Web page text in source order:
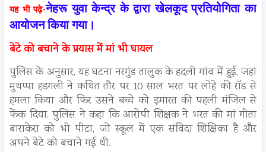
यह भी पढ़े-नेहरू युवा केन्द्र के द्वारा खेलकूद प्रतियोगिता का
आयोजन किया गया।
बेटे को बचाने के प्रयास में मां भी घायल
पुलिस के अनुसार, यह घटना नरगुंड तालुक के हदली गांव में हुई, जहां
मुथप्पा हडगली ने कथित तौर पर 10 साल भरत पर लोहे की रॉड से
हमला किया और फिर उसने बच्चे को इमारत की पहली मंजिल से
फेंक दिया. पुलिस ने कहा कि आरोपी शिक्षक ने भरत की मां गीता
बाराकेरा को भी पीटा, जो स्कूल में एक संविदा शिक्षिका है और
अपने बेटे को बचाने गई थी.